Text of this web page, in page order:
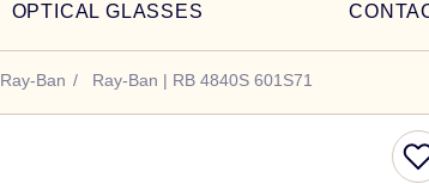
OPTICAL GLASSES
Ray-Ban / Ray-Ban | RB 4840S 601S71